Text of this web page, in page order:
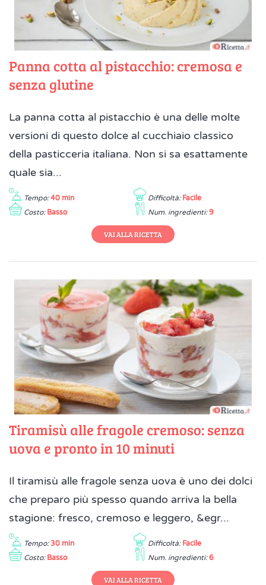
Panna cotta al pistacchio: cremosa e
senza glutine
La panna cotta al pistacchio è una delle molte
versioni di questo dolce al cucchiaio classico
della pasticceria italiana. Non si sa esattamente
quale sia...
Tempo: 40 min Difficoltà: Facile
Costo: Basso Num. ingredienti: 9
VAI ALLA RICETTA
Tiramisù alle fragole cremoso: senza
uova e pronto in 10 minuti
Il tiramisù alle fragole senza uova è uno dei dolci
che preparo più spesso quando arriva la bella
stagione: fresco, cremoso e leggero, &egr...
Tempo: 30 min Difficoltà: Facile
Costo: Basso Num. ingredienti: 6
VAI ALLA RICETTA